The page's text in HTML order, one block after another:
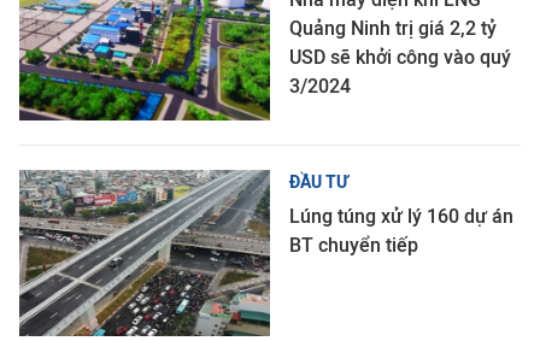
Quảng Ninh trị giá 2,2 tỷ
USD sẽ khởi công vào quý
3/2024
ĐẦU TƯ
Lúng túng xử lý 160 dự án
BT chuyển tiếp